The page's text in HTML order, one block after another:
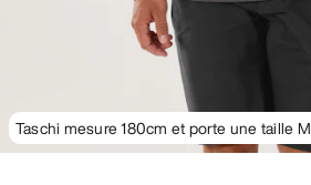
Taschi mesure 180cm et porte une taille M